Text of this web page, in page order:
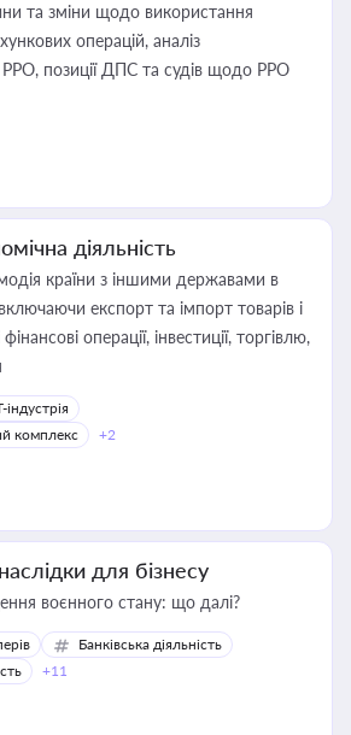
та зміни щодо використання
операцій, аналіз
законодавства про РРО, позиції ДПС та судів щодо РРО
діяльність
країни з іншими державами в
експорт та імпорт товарів і
операції, інвестиції, торгівлю,
індустрія
комплекс
+2
для бізнесу
воєнного стану: що далі?
Банківська діяльність
+11